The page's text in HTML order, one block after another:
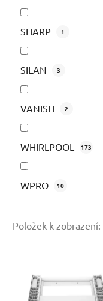
SHARP 1
SILAN 3
VANISH 2
WHIRLPOOL 173
WPRO 10
Položek k zobrazení: